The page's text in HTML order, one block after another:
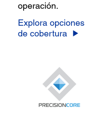
operación.
Explora opciones
de cobertura